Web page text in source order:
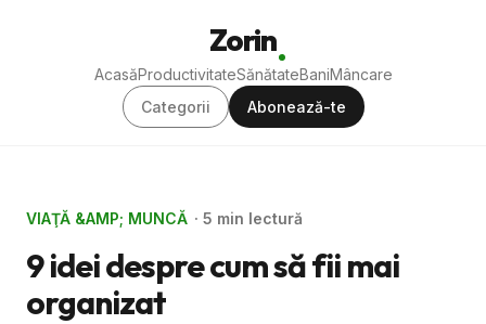
Zorin
AcasăProductivitateSănătateBaniMâncare
Categorii
Abonează-te
VIAŢĂ &AMP; MUNCĂ · 5 min lectură
9 idei despre cum să fii mai
organizat